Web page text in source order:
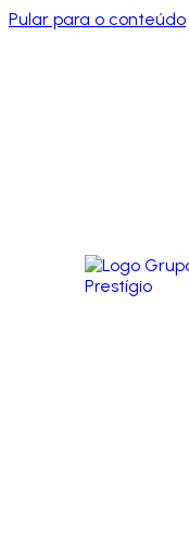
Pular para o conteúdo